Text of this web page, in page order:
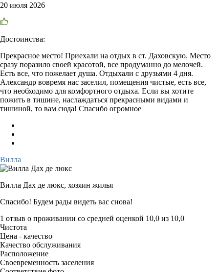
20 июля 2026
Достоинства:
Прекрасное место! Приехали на отдых в ст. Даховскую. Место
сразу поразило своей красотой, все продуманно до мелочей.
Есть все, что пожелает душа. Отдыхали с друзьями 4 дня.
Александр вовремя нас заселил, помещения чистые, есть все,
что необходимо для комфортного отдыха. Если вы хотите
пожить в тишине, наслаждаться прекрасными видами и
тишиной, то вам сюда! Спасибо огромное
Вилла
Вилла Дах де люкс, хозяин жилья
Спасибо! Будем рады видеть вас снова!
1 отзыв о проживании со средней оценкой 10,0 из 10,0
Чистота
Цена - качество
Качество обслуживания
Расположение
Своевременность заселения